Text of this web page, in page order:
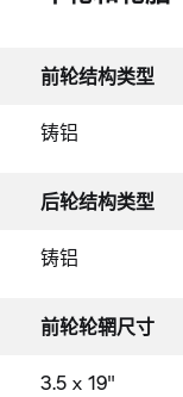
前轮结构类型
铸铝
后轮结构类型
铸铝
前轮轮辋尺寸
3.5 x 19"